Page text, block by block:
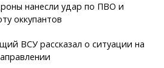
нанесли удар по ПВО и
оккупантов
ВСУ рассказал о ситуации на